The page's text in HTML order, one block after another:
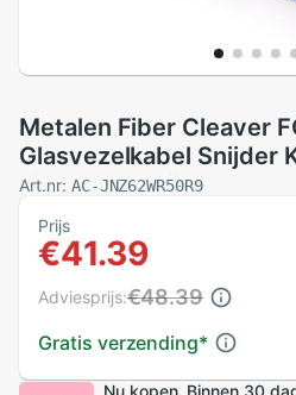
Metalen Fiber Cleaver
Glasvezelkabel Snijder
Fiber Mes Snijden
6S Fiber Cleaver tool
Art.nr: AC-JNZ62WR50R9
Prijs
€41.39
Gratis verzending*
Adviesprijs:€48.39
Nu kopen. Binnen 30